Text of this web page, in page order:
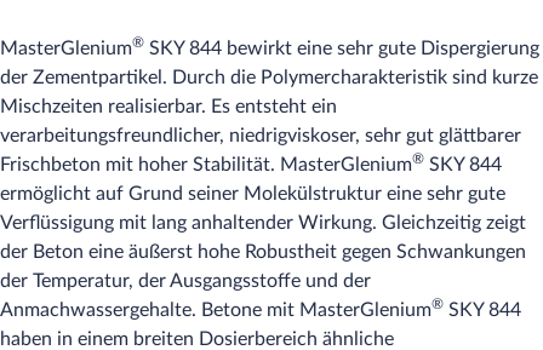
MasterGlenium® SKY 844 bewirkt eine sehr gute Dispergierung
der Zementpartikel. Durch die Polymercharakteristik sind kurze
Mischzeiten realisierbar. Es entsteht ein
verarbeitungsfreundlicher, niedrigviskoser, sehr gut glättbarer
Frischbeton mit hoher Stabilität. MasterGlenium® SKY 844
ermöglicht auf Grund seiner Molekülstruktur eine sehr gute
Verflüssigung mit lang anhaltender Wirkung. Gleichzeitig zeigt
der Beton eine äußerst hohe Robustheit gegen Schwankungen
der Temperatur, der Ausgangsstoffe und der
Anmachwassergehalte. Betone mit MasterGlenium® SKY 844
haben in einem breiten Dosierbereich ähnliche